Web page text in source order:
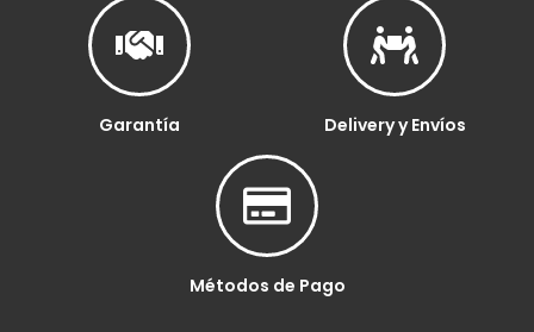
Garantía Delivery y Envíos
Métodos de Pago